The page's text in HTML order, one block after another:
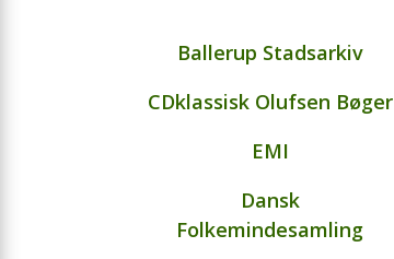
Ballerup Stadsarkiv
CDklassisk Olufsen Bøger
EMI
Dansk
Folkemindesamling